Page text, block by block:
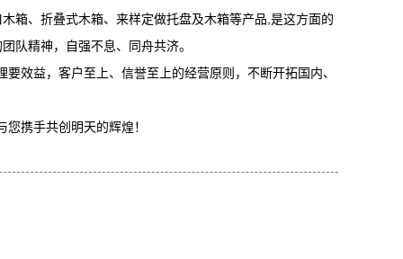
箱、折叠式木箱、来样定做托盘及木箱等产品,是这方面的
队精神，自强不息、同舟共济。
益，客户至上、信誉至上的经营原则，不断开拓国内、
携手共创明天的辉煌！